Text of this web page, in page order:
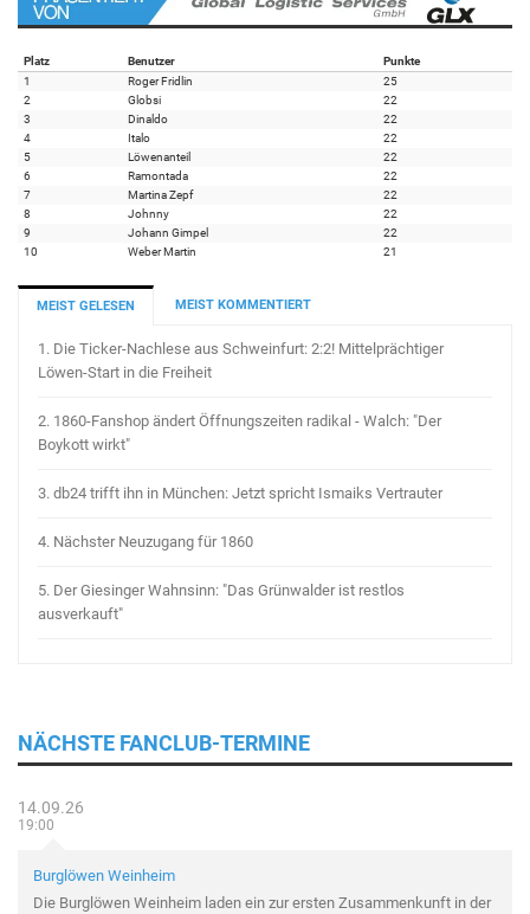
Platz Benutzer
Punkte
1
Roger Fridlin
25
2
Globsi
22
3
Dinaldo
22
4
Italo
22
5
Löwenanteil
22
6
Ramontada
22
7
Martina Zepf
22
8
Johnny
22
9
Johann Gimpel
22
10
Weber Martin 21
MEIST GELESEN MEIST KOMMENTIERT
1. Die Ticker-Nachlese aus Schweinfurt: 2:2! Mittelprächtiger
Löwen-Start in die Freiheit
2. 1860-Fanshop ändert Öffnungszeiten radikal - Walch: "Der
Boykott wirkt"
3. db24 trifft ihn in München: Jetzt spricht Ismaiks Vertrauter
4. Nächster Neuzugang für 1860
5. Der Giesinger Wahnsinn: "Das Grünwalder ist restlos
ausverkauft"
NÄCHSTE FANCLUB-TERMINE
14.09.26
19:00
Burglöwen Weinheim
Die Burglöwen Weinheim laden ein zur ersten Zusammenkunft in der